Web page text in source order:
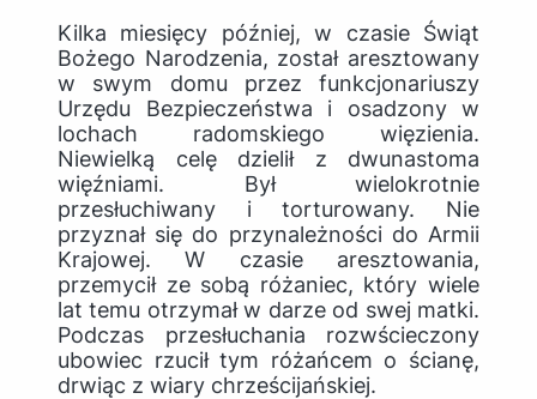
Kilka miesięcy później, w czasie Świąt
Bożego Narodzenia, został aresztowany
w swym domu przez funkcjonariuszy
Urzędu Bezpieczeństwa i osadzony w
lochach radomskiego więzienia.
Niewielką celę dzielił z dwunastoma
więźniami. Był wielokrotnie
przesłuchiwany i torturowany. Nie
przyznał się do przynależności do Armii
Krajowej. W czasie aresztowania,
przemycił ze sobą różaniec, który wiele
lat temu otrzymał w darze od swej matki.
Podczas przesłuchania rozwścieczony
ubowiec rzucił tym różańcem o ścianę,
drwiąc z wiary chrześcijańskiej.